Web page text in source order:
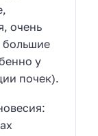
очень
большие
у
почек).